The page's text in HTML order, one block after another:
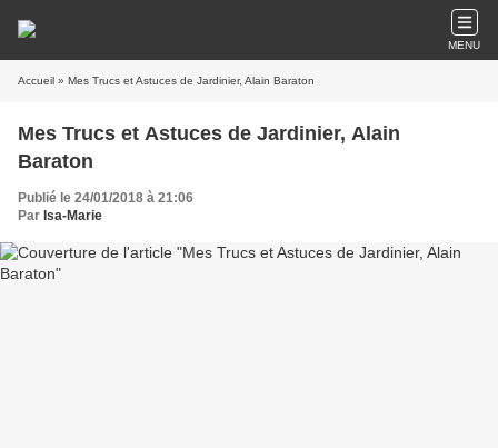
MENU
Accueil » Mes Trucs et Astuces de Jardinier, Alain Baraton
Mes Trucs et Astuces de Jardinier, Alain
Baraton
Publié le 24/01/2018 à 21:06
Par Isa-Marie